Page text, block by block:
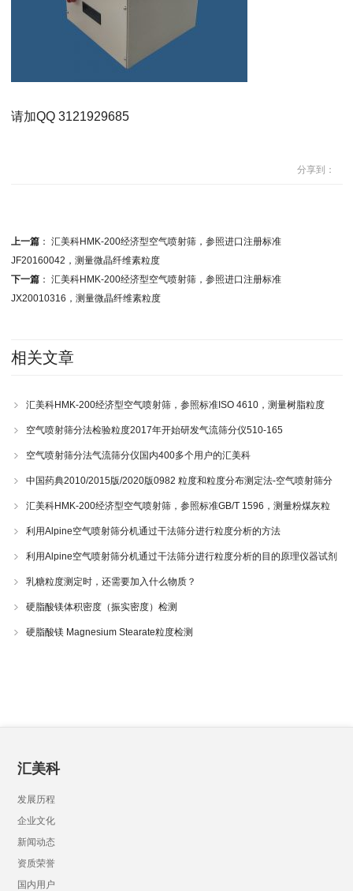
请加QQ 3121929685
分享到：
上一篇： 汇美科HMK-200经济型空气喷射筛，参照进口注册标准
JF20160042，测量微晶纤维素粒度
下一篇： 汇美科HMK-200经济型空气喷射筛，参照进口注册标准
JX20010316，测量微晶纤维素粒度
相关文章
汇美科HMK-200经济型空气喷射筛，参照标准ISO 4610，测量树脂粒度
空气喷射筛分法检验粒度2017年开始研发气流筛分仪510-165
空气喷射筛分法气流筛分仪国内400多个用户的汇美科
中国药典2010/2015版/2020版0982 粒度和粒度分布测定法-空气喷射筛分
仪 510-221103
汇美科HMK-200经济型空气喷射筛，参照标准GB/T 1596，测量粉煤灰粒
利用Alpine空气喷射筛分机通过干法筛分进行粒度分析的方法
利用Alpine空气喷射筛分机通过干法筛分进行粒度分析的目的原理仪器试剂
乳糖粒度测定时，还需要加入什么物质？
硬脂酸镁体积密度（振实密度）检测
硬脂酸镁 Magnesium Stearate粒度检测
汇美科
发展历程
企业文化
新闻动态
资质荣誉
国内用户